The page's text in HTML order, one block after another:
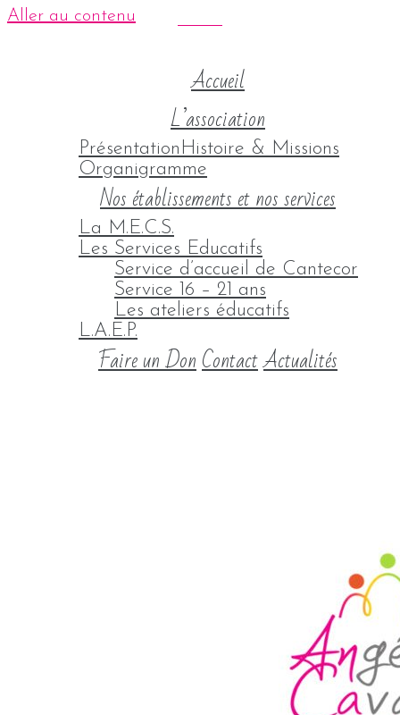
Aller au contenu
Accueil
L’association
Présentation Histoire & Missions
Organigramme
Nos établissements et nos services
La M.E.C.S.
Les Services Educatifs
Service d’accueil de Cantecor
Service 16 – 21 ans
Les ateliers éducatifs
L.A.E.P.
Faire un DonContactActualités